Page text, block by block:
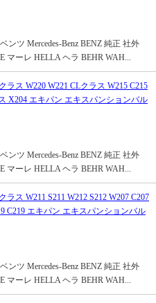
ツ Mercedes-Benz BENZ 純正 社外
マーレ HELLA ヘラ BEHR WAH...
ラス W220 W221 CLクラス W215 C215
X204 エキパン エキスパンションバル
ツ Mercedes-Benz BENZ 純正 社外
マーレ HELLA ヘラ BEHR WAH...
ラス W211 S211 W212 S212 W207 C207
C219 エキパン エキスパンションバル
ツ Mercedes-Benz BENZ 純正 社外
マーレ HELLA ヘラ BEHR WAH...